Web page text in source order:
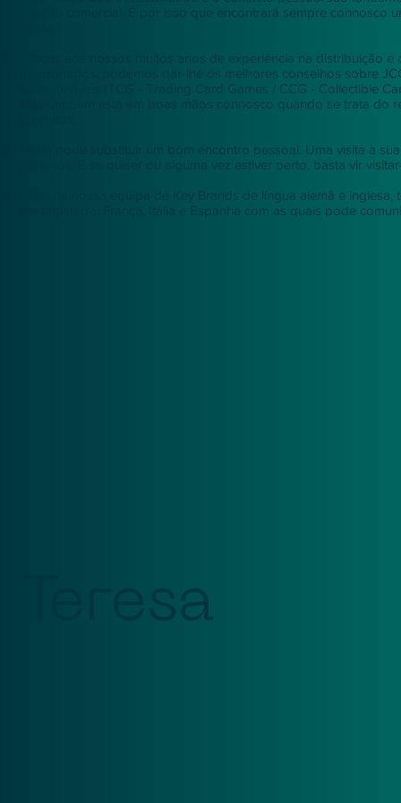
Teresa
relação comercial. É por isso que encontrará sempre connosco
Graças aos nossos muitos anos de experiência na distribuição
apaixonados, podemos dar-lhe os melhores conselhos sobre
Colecionáveis (TCG - Trading Card Games / CCG - Collectible
Mas também está em boas mãos connosco quando se trata do
Nada pode substituir um bom encontro pessoal. Uma visita à
para nós. E se quiser ou alguma vez estiver perto, basta vir
Além da nossa equipa de Key Brands de língua alemã e
em Inglaterra, França, Itália e Espanha com as quais pode